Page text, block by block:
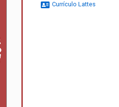
Currículo Lattes